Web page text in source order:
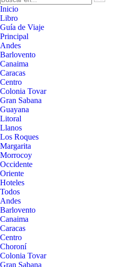
Inicio
Libro
Guía de Viaje
Principal
Andes
Barlovento
Canaima
Caracas
Centro
Colonia Tovar
Gran Sabana
Guayana
Litoral
Llanos
Los Roques
Margarita
Morrocoy
Occidente
Oriente
Hoteles
Todos
Andes
Barlovento
Canaima
Caracas
Centro
Choroní
Colonia Tovar
Gran Sabana